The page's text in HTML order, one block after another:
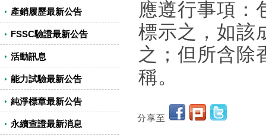
產銷履歷最新公告
FSSC驗證最新公告
活動訊息
能力試驗最新公告
純淨標章最新公告
永續查證最新消息
應遵行事項：
標示之，如該
之；但所含除
稱。
分享至